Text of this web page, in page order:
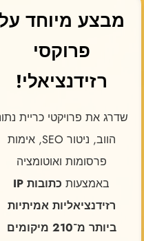
מבצע מיוחד
פרוקסי
רזידנציאלי!
שדרג את פרויקטי כריית
הווב, ניטור SEO, אימות
פרסומות ואוטומציה
באמצעות
כתובות IP
רזידנציאליות אמיתיות
ביותר מ־210 מיקומים